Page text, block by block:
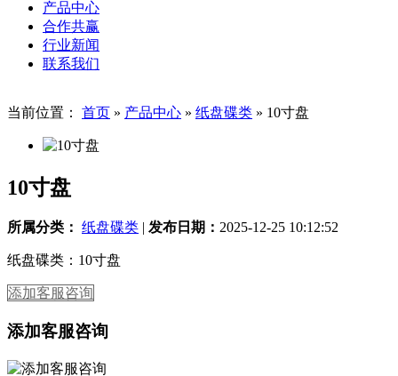
产品中心
合作共赢
行业新闻
联系我们
当前位置： 首页 » 产品中心 » 纸盘碟类 » 10寸盘
10寸盘
所属分类： 纸盘碟类 | 发布日期： 2025-12-25 10:12:52
纸盘碟类：10寸盘
添加客服咨询
添加客服咨询